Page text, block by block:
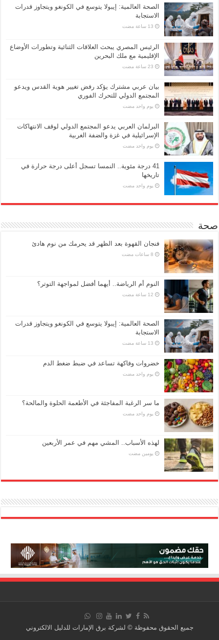
الصحة العالمية: إيبولا يتوسع في الكونغو ويتجاوز قدرات
الاستجابة
الرئيس المصري يبحث العلاقات الثنائية وتطورات الأوضاع
الإقليمية مع ملك البحرين
بيان عربي مشترك يؤكد رفض تغيير هوية القدس ويدعو
المجتمع الدولي للتحرك الفوري
‏يوم واحد مضت
البرلمان العربي يدعو المجتمع الدولي لوقف الانتهاكات
الإسرائيلية في غزة والضفة الغربية
‏يوم واحد مضت
41 درجة مئوية.. النمسا تسجل أعلى درجة حرارة في
تاريخها
‏يوم واحد مضت
صحة
فنجان القهوة بعد الظهر قد يحرمك من نوم هادئ
النوم أم الرياضة.. أيهما أفضل لمواجهة التوتر؟
الصحة العالمية: إيبولا يتوسع في الكونغو ويتجاوز قدرات
الاستجابة
خضروات وفاكهة تساعد في ضبط ضغط الدم
‏يوم واحد مضت
ما سر الرغبة المفاجئة في الأطعمة الحلوة والمالحة؟
‏يوم واحد مضت
لهذه الأسباب.. المشي مهم في عمر الأربعين
‏يومين مضت
جميع الحقوق محفوظة © لشركة برق الإمارات للدليل الالكتروني